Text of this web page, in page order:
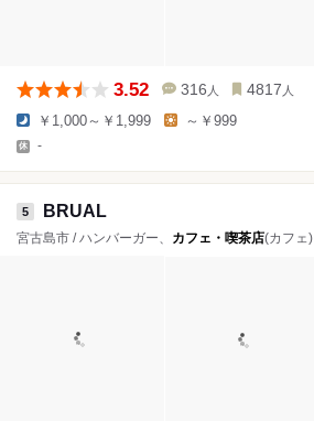
3.52 316 人 4817 人
￥1,000～￥1,999 ～￥999
-
5 BRUAL
宮古島市 / ハンバーガー、 カフェ・喫茶店(カフェ)